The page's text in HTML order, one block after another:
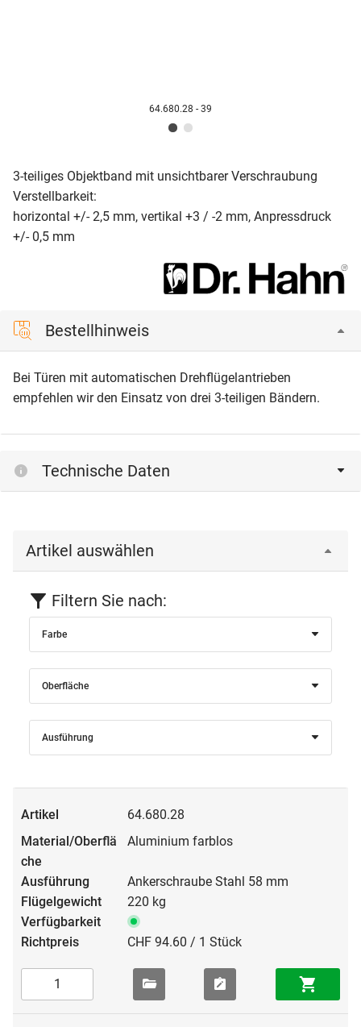
64.680.28 - 39
3-teiliges Objektband mit unsichtbarer Verschraubung
Verstellbarkeit:
horizontal +/- 2,5 mm, vertikal +3 / -2 mm, Anpressdruck
+/- 0,5 mm
Bestellhinweis
Bei Türen mit automatischen Drehflügelantrieben
empfehlen wir den Einsatz von drei 3-teiligen Bändern.
Technische Daten
Artikel auswählen
Filtern Sie nach:
Farbe
Oberfläche
Ausführung
64.680.28
Aluminium farblos
Ankerschraube Stahl 58 mm
220 kg
CHF 94.60 / 1 Stück